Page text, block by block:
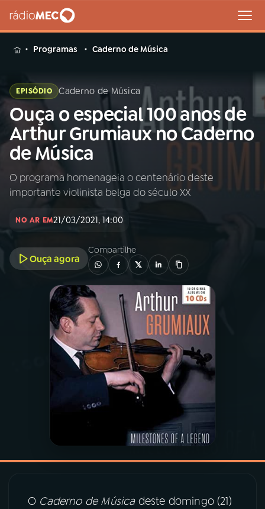
MENU
Buscar
na
Rádio
MEC
Buscar
Início AO VIVO
INÍCIO
A RÁDIO
PROGRAMAÇÃO
PROGRAMAS
PODCASTS
VIDEOCASTS
Programas Caderno de Música
EPISÓDIO Caderno de Música
Ouça o especial 100 anos de
Arthur Grumiaux no Caderno
de Música
O programa homenageia o centenário deste
importante violinista belga do século XX
NO AR EM21/03/2021, 14:00
Ouça agora
Compartilhe
O Caderno de Músicadeste domingo (21)